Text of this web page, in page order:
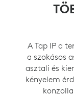
A Tap IP a
a szokásos
asztali és
kényelem